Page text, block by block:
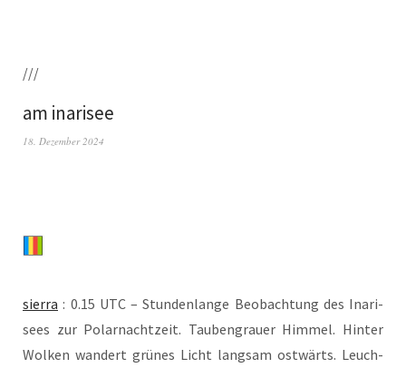
///
am inarisee
18. Dezember 2024
sier­ra : 0.15 UTC – Stun­den­lan­ge Beob­ach­tung des Ina­ri­
sees zur Polar­nacht­zeit. Tau­ben­grau­er Him­mel. Hin­ter
Wol­ken wan­dert grü­nes Licht lang­sam ost­wärts. Leuch­